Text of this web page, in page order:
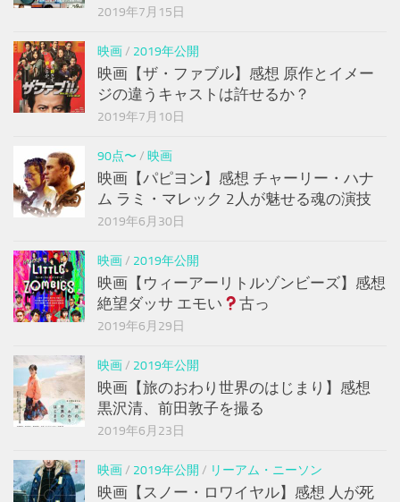
2019年7月15日
映画/ 2019年公開
映画【ザ・ファブル】感想 原作とイメー
ジの違うキャストは許せるか？
2019年7月10日
90点〜 / 映画
映画【パピヨン】感想 チャーリー・ハナ
ム ラミ・マレック 2人が魅せる魂の演技
2019年6月30日
映画/ 2019年公開
映画【ウィーアーリトルゾンビーズ】感想
絶望ダッサ エモい
古っ
2019年6月29日
映画/ 2019年公開
映画【旅のおわり世界のはじまり】感想
黒沢清、前田敦子を撮る
2019年6月23日
映画/ 2019年公開 / リーアム・ニーソン
映画【スノー・ロワイヤル】感想 人が死